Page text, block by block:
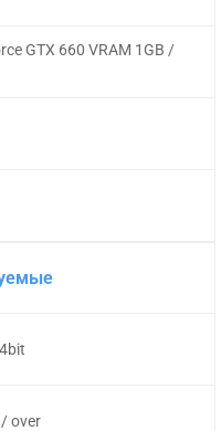
GTX 660 VRAM 1GB /
over